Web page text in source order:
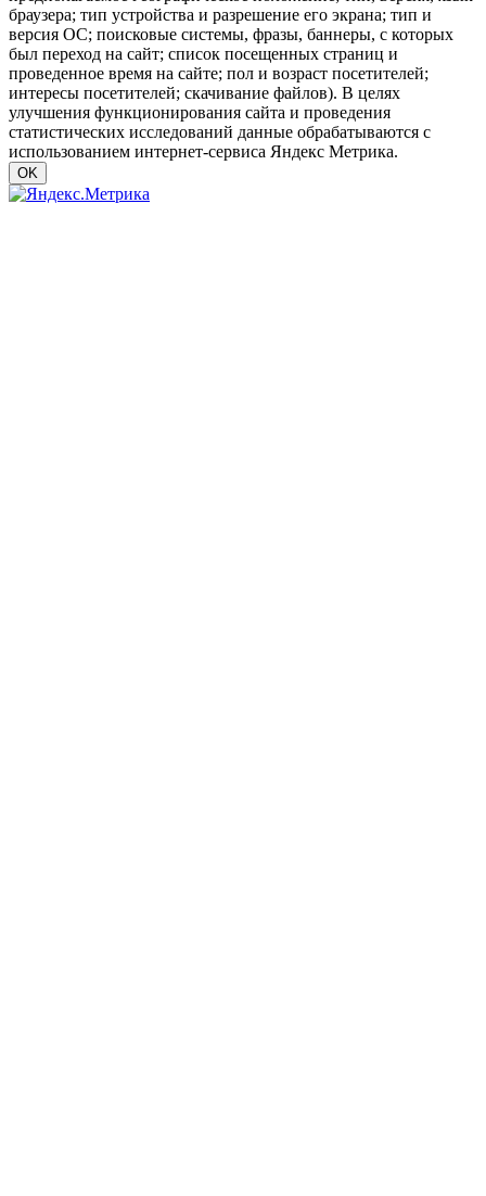
браузера; тип устройства и разрешение его экрана; тип и
версия ОС; поисковые системы, фразы, баннеры, с которых
был переход на сайт; список посещенных страниц и
проведенное время на сайте; пол и возраст посетителей;
интересы посетителей; скачивание файлов). В целях
улучшения функционирования сайта и проведения
статистических исследований данные обрабатываются с
использованием интернет-сервиса Яндекс Метрика.
OK